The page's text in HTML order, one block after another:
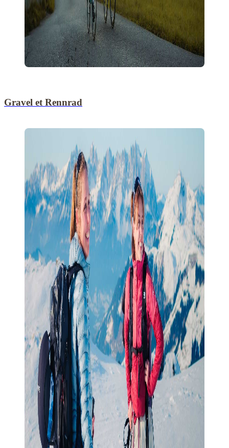
Gravel et Rennrad